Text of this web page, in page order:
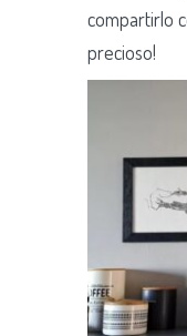
compartirlo
precioso!